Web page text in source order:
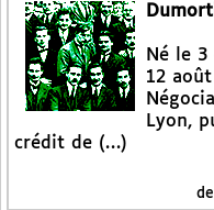
Né le
12
Lyon,
crédit de (…)